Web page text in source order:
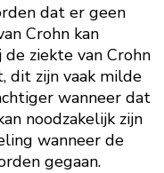
dat er geen
Crohn kan
ziekte van Crohn
dit zijn vaak milde
wanneer dat
noodzakelijk zijn
wanneer de
gegaan.